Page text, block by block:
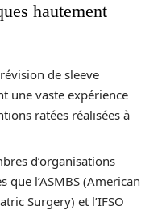
hautement
de sleeve
une vaste expérience
ratées réalisées à
d’organisations
l’ASMBS (American
Surgery) et l’IFSO